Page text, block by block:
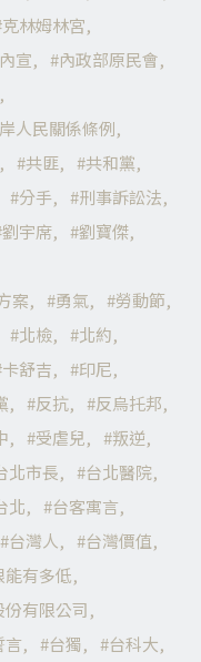
克林姆林宮
內宣
內政部原民會
人民關係條例
共匪
共和黨
分手
刑事訴訟法
劉宇席
劉寶傑
案
勇氣
勞動節
北檢
北約
卡舒吉
印尼
反抗
反烏托邦
受虐兒
叛逆
北市長
台北醫院
北
台客寓言
台灣人
台灣價值
能有多低
有限公司
言 台獨 台科大